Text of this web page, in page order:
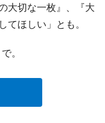
大切な一枚』、『大
てほしい」とも。
。